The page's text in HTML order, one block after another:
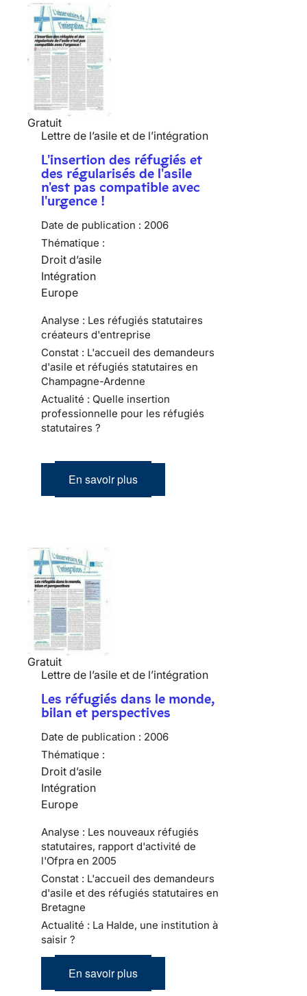
Gratuit
Lettre de l’asile et de l’intégration
L'insertion des réfugiés et
des régularisés de l'asile
n'est pas compatible avec
l'urgence !
Date de publication : 2006
Thématique :
Droit d’asile
Intégration
Europe
Analyse : Les réfugiés statutaires
créateurs d'entreprise
Constat : L'accueil des demandeurs
d'asile et réfugiés statutaires en
Champagne-Ardenne
Actualité : Quelle insertion
professionnelle pour les réfugiés
statutaires ?
En savoir plus
Gratuit
Lettre de l’asile et de l’intégration
Les réfugiés dans le monde,
bilan et perspectives
Date de publication : 2006
Thématique :
Droit d’asile
Intégration
Europe
Analyse : Les nouveaux réfugiés
statutaires, rapport d'activité de
l'Ofpra en 2005
Constat : L'accueil des demandeurs
d'asile et des réfugiés statutaires en
Bretagne
Actualité : La Halde, une institution à
saisir ?
En savoir plus